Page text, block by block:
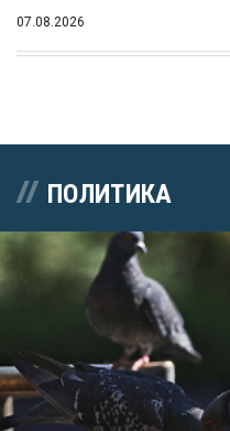
07.08.2026
ПОЛИТИКА